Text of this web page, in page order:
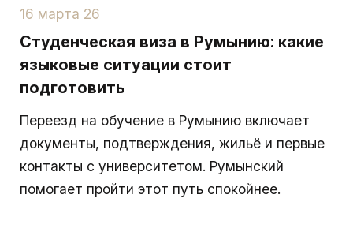
16 марта 26
Студенческая виза в Румынию: какие
языковые ситуации стоит
подготовить
Переезд на обучение в Румынию включает
документы, подтверждения, жильё и первые
контакты с университетом. Румынский
помогает пройти этот путь спокойнее.